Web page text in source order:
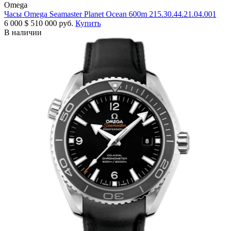
Omega
Часы Omega Seamaster Planet Ocean 600m 215.30.44.21.04.001
6 000 $ 510 000 руб. Купить
В наличии